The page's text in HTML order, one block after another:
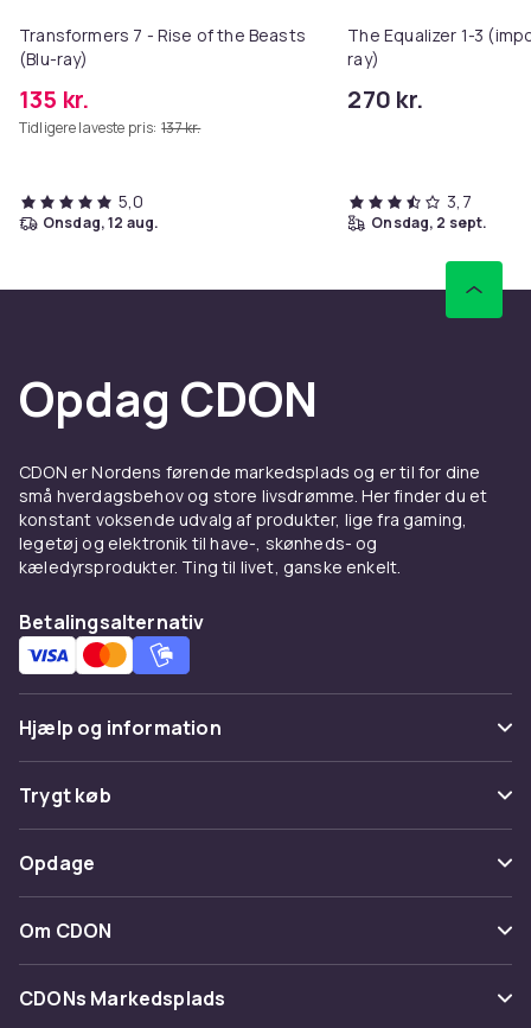
Transformers 7 - Rise of the Beasts
(Blu-ray)
135 kr.
Tidligere laveste pris: 137 kr.
5,0
onsdag, 12 aug.
The Equalizer 1-3
ray)
270 kr.
3,7
onsdag, 2 sept.
Opdag CDON
CDON er Nordens førende markedsplads og er til for dine
små hverdagsbehov og store livsdrømme. Her finder du et
konstant voksende udvalg af produkter, lige fra gaming,
legetøj og elektronik til have-, skønheds- og
kæledyrsprodukter. Ting til livet, ganske enkelt.
Betalingsalternativ
Hjælp og information
Ofte stillede spørgsmål
Spor pakke
Fortryd & returner her
Kontakt os
Trygt køb
Betaling
Levering
Tilbagekaldelser
Opdage
Kategorier
Maerke
Om CDON
Om os
CDONs Markedsplads